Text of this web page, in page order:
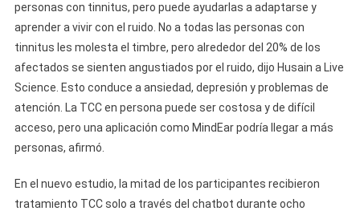
personas con tinnitus, pero puede ayudarlas a adaptarse y
aprender a vivir con el ruido. No a todas las personas con
tinnitus les molesta el timbre, pero alrededor del 20% de los
afectados se sienten angustiados por el ruido, dijo Husain a Live
Science. Esto conduce a ansiedad, depresión y problemas de
atención. La TCC en persona puede ser costosa y de difícil
acceso, pero una aplicación como MindEar podría llegar a más
personas, afirmó.
En el nuevo estudio, la mitad de los participantes recibieron
tratamiento TCC solo a través del chatbot durante ocho